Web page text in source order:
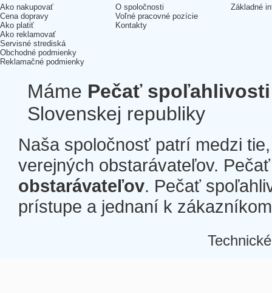
Ako nakupovať
Cena dopravy
Ako platiť
Ako reklamovať
Servisné strediská
Obchodné podmienky
Reklamačné podmienky
O spoločnosti
Voľné pracovné pozície
Kontakty
Základné
Máme Pečať spoľahlivosti
Slovenskej republiky
Naša spoločnosť patrí medzi
verejných obstarávateľov.
obstarávateľov. Pečať
prístupe a jednaní k